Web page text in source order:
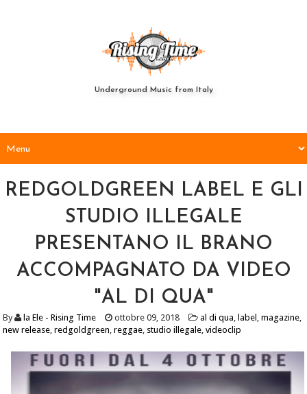
Underground Music from Italy
REDGOLDGREEN LABEL E GLI
STUDIO ILLEGALE
PRESENTANO IL BRANO
ACCOMPAGNATO DA VIDEO
"AL DI QUA"
By la Ele - Rising Time ottobre 09, 2018 al di qua, label ,magazine,
new release,redgoldgreen,reggae, studio illegale,videoclip